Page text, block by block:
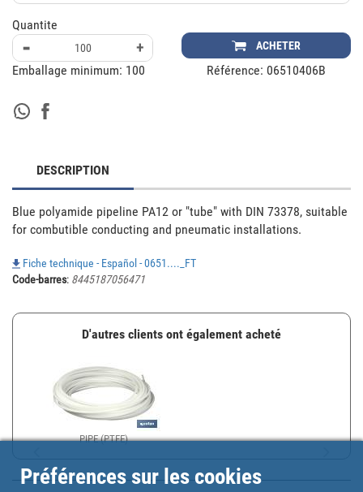
Quantite
- + ACHETER
Emballage minimum: 100 Référence: 06510406B
DESCRIPTION
Blue polyamide pipeline PA12 or "tube" with DIN 73378, suitable
for combutible conducting and pneumatic installations.
Fiche technique - Español - 0651...._FT
Code-barres: 8445187056471
D'autres clients ont également acheté
PIPE (PTFE)
Préférences sur les cookies